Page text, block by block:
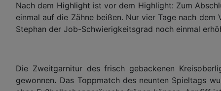
Nach dem Highlight ist vor dem Highlight: Zum
einmal auf die Zähne beißen. Nur vier Tage nach
Stephan der Job-Schwierigkeitsgrad noch einmal
Die Zweitgarnitur des frisch gebackenen
gewonnen. Das Toppmatch des neunten Spieltags